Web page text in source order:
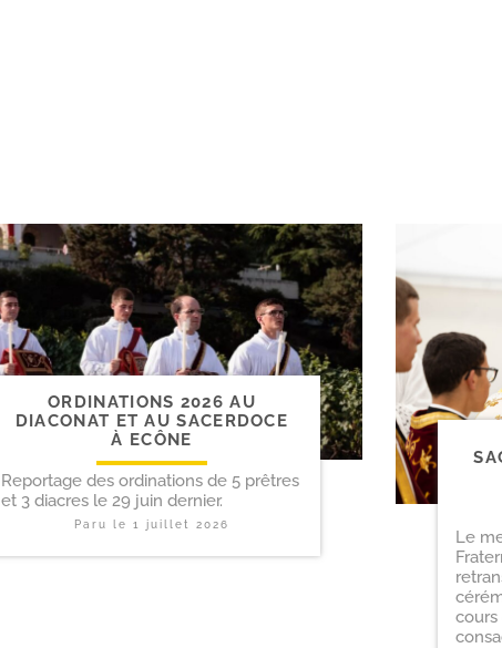
ORDINATIONS 2026 AU
DIACONAT ET AU SACERDOCE
À ECÔNE
Reportage des ordinations de 5 prêtres
et 3 diacres le 29 juin dernier.
Paru le 1 juillet 2026
Le